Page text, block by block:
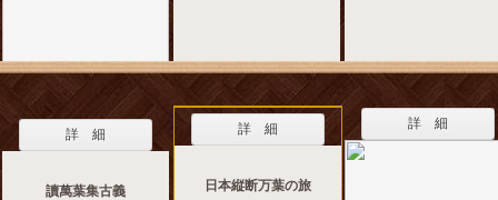
詳 細
讀萬葉集古義
詳 細
日本縦断万葉の旅
詳 細